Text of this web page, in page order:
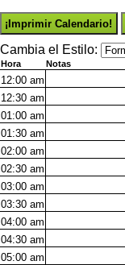
¡Imprimir Calendario!
Cambia el Estilo:
Hora Notas
12:00 am
12:30 am
01:00 am
01:30 am
02:00 am
02:30 am
03:00 am
03:30 am
04:00 am
04:30 am
05:00 am